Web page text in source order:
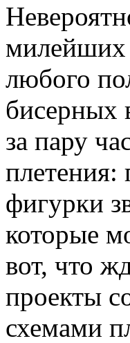
милейших
любого
бисерных
за пару
фигурки
которые
вот, что
проекты
схемами